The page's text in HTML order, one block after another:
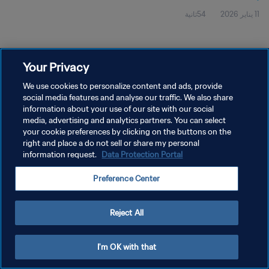
11 يناير 2026 54ثانية
سياسة الخصوصية
شروط الخدمة
إدارة تفضيلات ملفات تعريف الارتباط
حقوق النشر والطبع والتأليف © ١٩٩٤ - ٢٠٢٦ FIFA. جميع الحقوق محفوظة.
Your Privacy
We use cookies to personalize content and ads, provide
social media features and analyse our traffic. We also share
information about your use of our site with our social
media, advertising and analytics partners. You can select
your cookie preferences by clicking on the buttons on the
right and place a do not sell or share my personal
information request. Data Protection Portal
Preference Center
Reject All
I'm OK with that